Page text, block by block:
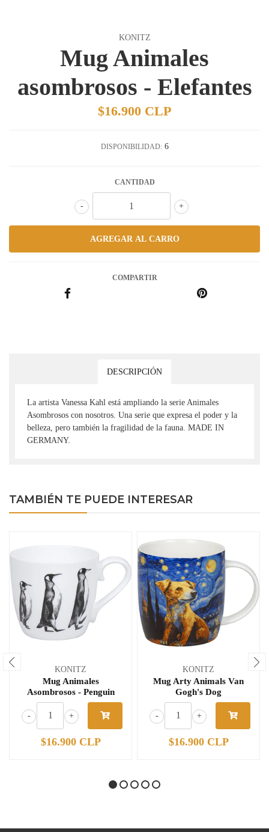
KONITZ
Mug Animales
asombrosos - Elefantes
$16.900 CLP
DISPONIBILIDAD: 6
CANTIDAD
+
-
COMPARTIR
DESCRIPCIÓN
La artista Vanessa Kahl está ampliando la serie Animales
Asombrosos con nosotros. Una serie que expresa el poder y la
belleza, pero también la fragilidad de la fauna. MADE IN
GERMANY.
TAMBIÉN TE PUEDE INTERESAR
KONITZ
Mug Animales
Asombrosos - Penguin
+
-
$16.900 CLP
KONITZ
Mug Arty Animals Van
Gogh's Dog
+
-
$16.900 CLP